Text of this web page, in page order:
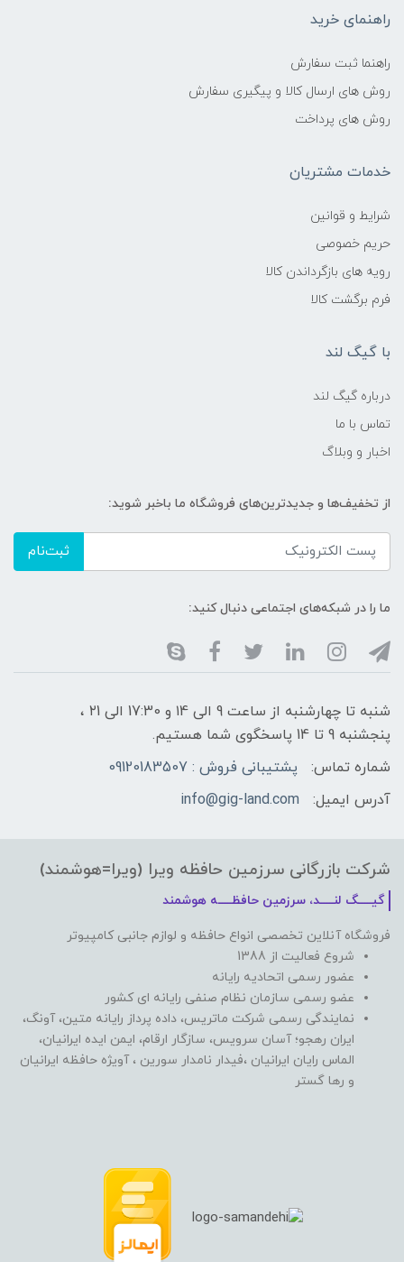
راهنمای خرید
راهنما ثبت سفارش
روش های ارسال کالا و پیگیری سفارش
روش های پرداخت
خدمات مشتریان
شرایط و قوانین
حریم خصوصی
رویه های بازگرداندن کالا
فرم برگشت کالا
با گیگ لند
درباره گیگ لند
تماس با ما
اخبار و وبلاگ
از تخفیف‌ها و جدیدترین‌های فروشگاه ما باخبر شوید:
ثبت‌نام
ما را در شبکه‌های اجتماعی دنبال کنید:
شنبه تا چهارشنبه از ساعت 9 الی ۱4 و 17:30 الی ۲1 ،
پنجشنبه 9 تا 14 پاسخگوی شما هستیم.
شماره تماس:
پشتیبانی فروش : 09120183507
آدرس ایمیل:
info@gig-land.com
شرکت بازرگانی سرزمین حافظه ویرا (ویرا=هوشمند)
گیـــــگ لنـــــد، سرزمین حافظـــــه هوشمند
فروشگاه آنلاین تخصصی انواع حافظه و لوازم جانبی کامپیوتر
شروع فعالیت از 1388
عضور رسمی اتحادیه رایانه
عضو رسمی سازمان نظام صنفی رایانه ای کشور
نمایندگی رسمی شرکت ماتریس، داده پرداز رایانه متین، آونگ،
ایران رهجو؛ آسان سرویس، سازگار ارقام، ایمن ایده ایرانیان،
الماس رایان ایرانیان ،فیدار نامدار سورین ، آویژه حافظه ایرانیان
و رها گستر